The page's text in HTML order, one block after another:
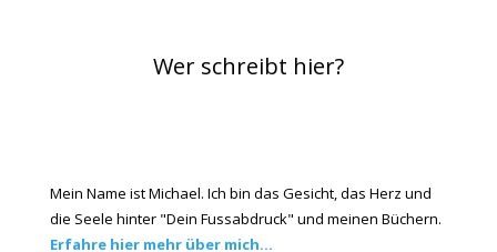
Wer schreibt hier?
Mein Name ist Michael. Ich bin das Gesicht, das Herz und
die Seele hinter "Dein Fussabdruck" und meinen Büchern.
Erfahre hier mehr über mich...